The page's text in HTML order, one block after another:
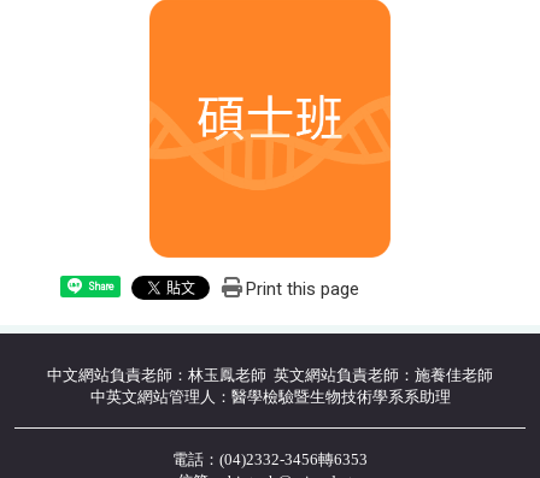
Share Print this page
中文網站負責老師：林玉鳳老師 英文網站負責老師：施養佳老師
中英文網站管理人：醫學檢驗暨生物技術學系系助理
電話：(04)2332-3456轉6353